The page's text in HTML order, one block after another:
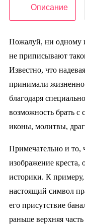
Описание
Пожалуй, ни одному
не приписывают
Известно, что
принимали
благодаря
возможность брать с
иконы, молитвы,
Примечательно и то,
изображение креста,
историки. К
настоящий символ
его присутствие
раньше верхняя